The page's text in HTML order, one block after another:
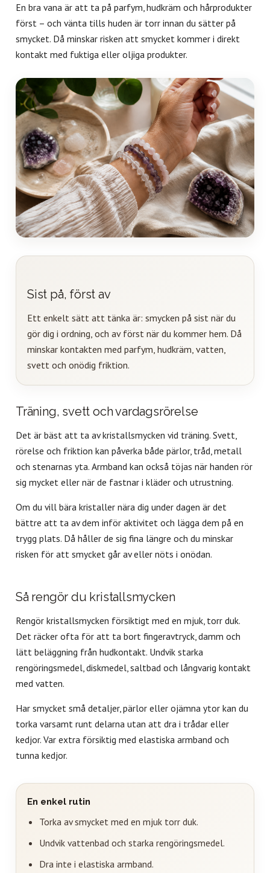
En bra vana är att ta på parfym, hudkräm och hårprodukter
först – och vänta tills huden är torr innan du sätter på
smycket. Då minskar risken att smycket kommer i direkt
kontakt med fuktiga eller oljiga produkter.
Sist på, först av
Ett enkelt sätt att tänka är: smycken på sist när du
gör dig i ordning, och av först när du kommer hem. Då
minskar kontakten med parfym, hudkräm, vatten,
svett och onödig friktion.
Träning, svett och vardagsrörelse
Det är bäst att ta av kristallsmycken vid träning. Svett,
rörelse och friktion kan påverka både pärlor, tråd, metall
och stenarnas yta. Armband kan också töjas när handen rör
sig mycket eller när de fastnar i kläder och utrustning.
Om du vill bära kristaller nära dig under dagen är det
bättre att ta av dem inför aktivitet och lägga dem på en
trygg plats. Då håller de sig fina längre och du minskar
risken för att smycket går av eller nöts i onödan.
Så rengör du kristallsmycken
Rengör kristallsmycken försiktigt med en mjuk, torr duk.
Det räcker ofta för att ta bort fingeravtryck, damm och
lätt beläggning från hudkontakt. Undvik starka
rengöringsmedel, diskmedel, saltbad och långvarig kontakt
med vatten.
Har smycket små detaljer, pärlor eller ojämna ytor kan du
torka varsamt runt delarna utan att dra i trådar eller
kedjor. Var extra försiktig med elastiska armband och
tunna kedjor.
En enkel rutin
Torka av smycket med en mjuk torr duk.
Undvik vattenbad och starka rengöringsmedel.
Dra inte i elastiska armband.